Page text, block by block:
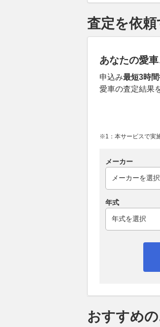
査定を依頼
あなたの愛
申込み最短3時
愛車の査定結果
※1：本サービスで実
メーカー
年式
おすすめ